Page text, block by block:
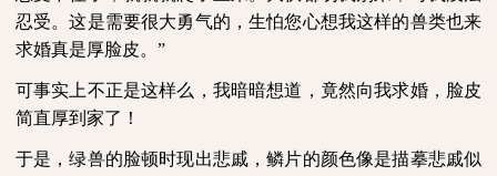
忍受。这是需要很大勇气的，生怕您心想我这样的兽类也来
求婚真是厚脸皮。”
可事实上不正是这样么，我暗暗想道，竟然向我求婚，脸皮
简直厚到家了！
于是，绿兽的脸顿时现出悲戚，鳞片的颜色像是描摹悲戚似